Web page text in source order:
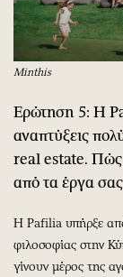
Minthis
Ερώτηση 5: Η
αναπτύξεις
real estate. Πώς
από τα έργα
Η Pafilia υπήρξε από
φιλοσοφίας στην
γίνουν μέρος της